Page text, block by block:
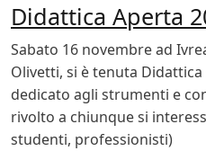
Didattica Aperta
Sabato 16 novembre ad
Olivetti, si è tenuta
dedicato agli strumenti e
rivolto a chiunque si
studenti, professionisti)